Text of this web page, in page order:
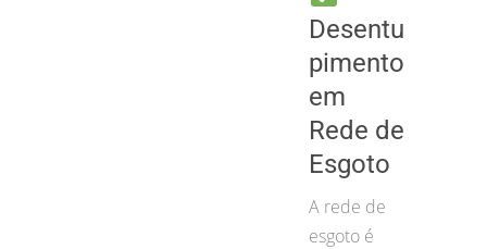
Desentu
pimento
em
Rede de
Esgoto
A rede de
esgoto é